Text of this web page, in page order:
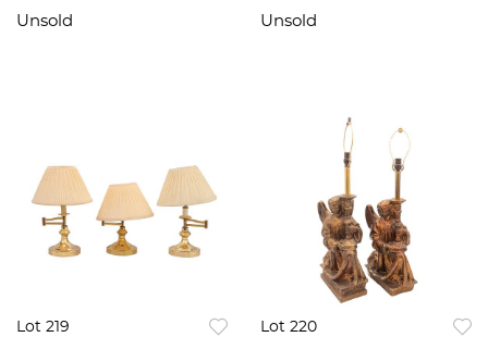
Cuenta con
Unsold
semicurvos, para
Unsold
Lot 219 Lot 220